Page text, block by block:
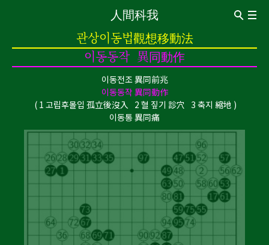
人間科我
ABOUT
Introduction CV
관상이동법觀想移動法
이동전조 異同前兆 이동동작 異同動作
0oㅇ❍..
o 돌의 힘 石之力
❍ 내가 없는 세계 沒有我的世界
관상이동법觀想移動法
이동동작 異同動作
이동전조 異同前兆
이동동작 異同動作
1 고립후몰입 孤立後沒入
2 혈 짚기 診穴
3 축지 縮地
이동통 異同痛